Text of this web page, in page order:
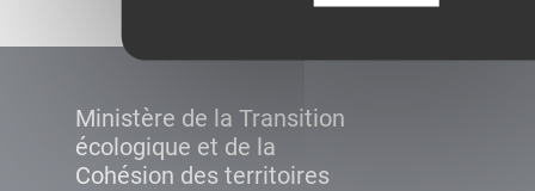
Ministère de la Transition
écologique et de la
Cohésion des territoires